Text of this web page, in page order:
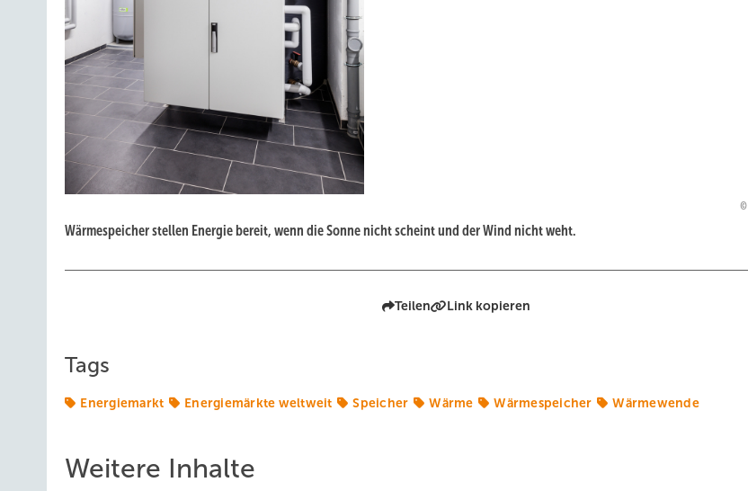
Wärmespeicher stellen Energie bereit, wenn die Sonne nicht scheint und der Wind nicht weht.
Teilen Link kopieren
Tags
Energiemarkt Energiemärkte weltweit Speicher Wärme Wärmespeicher Wärmewende
Weitere Inhalte